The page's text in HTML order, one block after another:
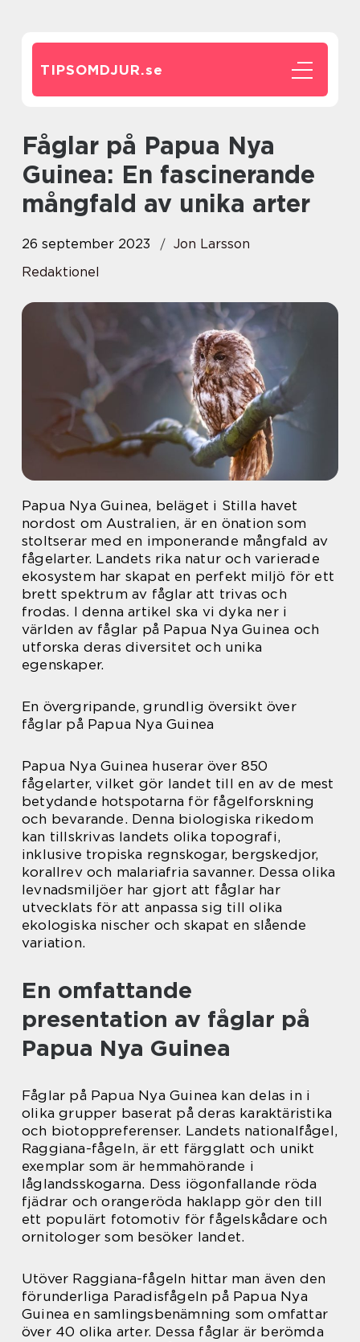
TIPSOMDJUR.se
Fåglar på Papua Nya
Guinea: En fascinerande
mångfald av unika arter
26 september 2023
Jon Larsson
Redaktionel
Papua Nya Guinea, beläget i Stilla havet
nordost om Australien, är en önation som
stoltserar med en imponerande mångfald av
fågelarter. Landets rika natur och varierade
ekosystem har skapat en perfekt miljö för ett
brett spektrum av fåglar att trivas och
frodas. I denna artikel ska vi dyka ner i
världen av fåglar på Papua Nya Guinea och
utforska deras diversitet och unika
egenskaper.
En övergripande, grundlig översikt över
fåglar på Papua Nya Guinea
Papua Nya Guinea huserar över 850
fågelarter, vilket gör landet till en av de mest
betydande hotspotarna för fågelforskning
och bevarande. Denna biologiska rikedom
kan tillskrivas landets olika topografi,
inklusive tropiska regnskogar, bergskedjor,
korallrev och malariafria savanner. Dessa olika
levnadsmiljöer har gjort att fåglar har
utvecklats för att anpassa sig till olika
ekologiska nischer och skapat en slående
variation.
En omfattande
presentation av fåglar på
Papua Nya Guinea
Fåglar på Papua Nya Guinea kan delas in i
olika grupper baserat på deras karaktäristika
och biotoppreferenser. Landets nationalfågel,
Raggiana-fågeln, är ett färgglatt och unikt
exemplar som är hemmahörande i
låglandsskogarna. Dess iögonfallande röda
fjädrar och orangeröda haklapp gör den till
ett populärt fotomotiv för fågelskådare och
ornitologer som besöker landet.
Utöver Raggiana-fågeln hittar man även den
förunderliga Paradisfågeln på Papua Nya
Guinea en samlingsbenämning som omfattar
över 40 olika arter. Dessa fåglar är berömda